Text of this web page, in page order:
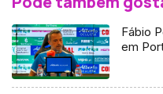
Fábio
em